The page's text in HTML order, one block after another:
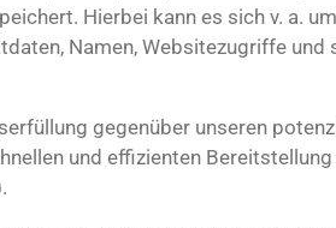
Hierbei kann es sich v. a.
Namen, Websitezugriffe und
gegenüber unseren
und effizienten